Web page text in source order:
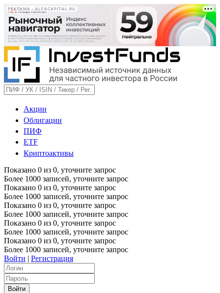
РЕКЛАМА • ALFACAPITAL.RU
Акции
Облигации
ПИФ
ETF
Криптоактивы
Показано 0 из 0, уточните запрос
Более 1000 записей, уточните запрос
Показано 0 из 0, уточните запрос
Более 1000 записей, уточните запрос
Показано 0 из 0, уточните запрос
Более 1000 записей, уточните запрос
Показано 0 из 0, уточните запрос
Более 1000 записей, уточните запрос
Показано 0 из 0, уточните запрос
Более 1000 записей, уточните запрос
Войти | Регистрация